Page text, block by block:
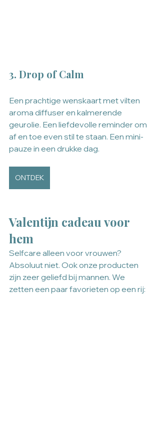
3. Drop of Calm
Een prachtige wenskaart met vilten
aroma diffuser en kalmerende
geurolie. Een liefdevolle reminder om
af en toe even stil te staan. Een mini-
pauze in een drukke dag.
ONTDEK
Valentijn cadeau voor
hem
Selfcare alleen voor vrouwen?
Absoluut niet. Ook onze producten
zijn zeer geliefd bij mannen. We
zetten een paar favorieten op een rij: